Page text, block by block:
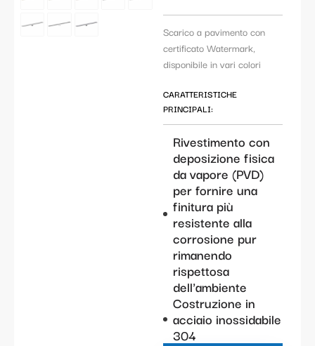
Scarico a pavimento con
certificato Watermark,
disponibile in vari colori
CARATTERISTICHE
PRINCIPALI:
Rivestimento con
deposizione fisica
da vapore (PVD)
per fornire una
finitura più
resistente alla
corrosione pur
rimanendo
rispettosa
dell'ambiente
Costruzione in
acciaio inossidabile
304